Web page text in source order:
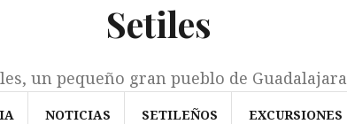
Setiles
un pequeño gran pueblo de Guadalajara
NOTICIAS SETILEÑOS EXCURSIONES